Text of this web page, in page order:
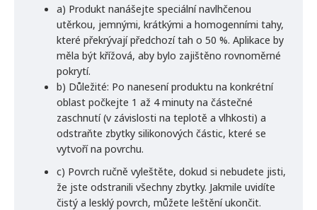
a) Produkt nanášejte speciální navlhčenou
utěrkou, jemnými, krátkými a homogenními tahy,
které překrývají předchozí tah o 50 %. Aplikace by
měla být křížová, aby bylo zajištěno rovnoměrné
pokrytí.
b) Důležité: Po nanesení produktu na konkrétní
oblast počkejte 1 až 4 minuty na částečné
zaschnutí (v závislosti na teplotě a vlhkosti) a
odstraňte zbytky silikonových částic, které se
vytvoří na povrchu.
c) Povrch ručně vyleštěte, dokud si nebudete jisti,
že jste odstranili všechny zbytky. Jakmile uvidíte
čistý a lesklý povrch, můžete leštění ukončit.